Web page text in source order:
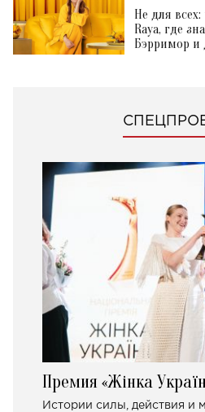
Не для
Raya, где
Бэрримор и
Премия «Жінка
Истории силы, действия и